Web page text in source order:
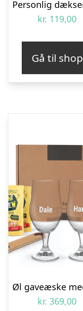
kr. 119,00
Gå til shop
kr. 369,00